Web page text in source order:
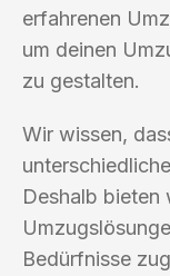
erfahrenen
um deinen
zu gestalten.
Wir wissen,
Deshalb bieten
Bedürfnisse